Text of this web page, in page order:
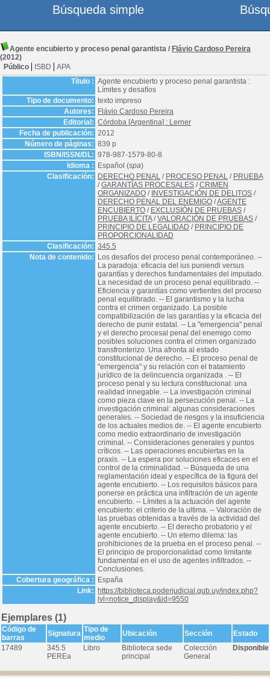
Agente encubierto y proceso penal garantista / Flávio Cardoso Pereira
(2012)
Público
ISBD
APA
Título : Agente encubierto y proceso penal garantista :
Límites y desafíos
Tipo de documento: texto impreso
Autores:
Flávio Cardoso Pereira
Editorial: Córdoba [Argentina] : Lerner
Fecha de publicación: 2012
Número de páginas: 839 p
ISBN/ISSN/DL: 978-987-1579-80-8
Idioma :
Español (spa)
Clasificación:
DERECHO PENAL / PROCESO PENAL / PRUEBA
/GARANTÍAS PROCESALES /CRIMEN
ORGANIZADO / INVESTIGACIÓN DE DELITOS /
DERECHO PENAL DEL ENEMIGO /AGENTE
ENCUBIERTO / EXCLUSIÓN DE PRUEBAS /
PRUEBA ILÍCITA/VALORACIÓN DE PRUEBAS /
PRINCIPIO DE LEGALIDAD / PRINCIPIO DE
PROPORCIONALIDAD
Clasificación: 345.5
Nota de contenido:
Los desafíos del proceso penal contemporáneo. --
La paradoja: eficacia del ius puniendi versus
garantías y derechos fundamentales del imputado.
La necesidad de un proceso penal equilibrado. --
Eficiencia y garantías como vertientes del proceso
penal equilibrado. -- El garantismo y la lucha
contra el crimen organizado. La posible
compatibilización de las garantías y la eficacia del
derecho de punir estatal. -- La "emergencia" penal
y el derecho procesal penal del enemigo como
posibles soluciones contra el crimen organizado
transfronterizo. Una afronta al estado
constitucional de derecho. -- El proceso penal de
"emergencia" y su relación con el tratamiento
jurídico de la delincuencia organizada . -- El
proceso penal y su lectura constitucional: una
realidad innegable. -- La investigación criminal
como pieza clave en la persecución penal. -- La
investigación criminal: algunas consideraciones
generales. -- Sociedad de riesgos y la insuficiencia
de los actuales medios de. -- El agente encubierto
como medio extraordinario de investigación
criminal. -- Consideraciones generales y puntos
críticos. -- Las operaciones encubiertas en la
praxis. -- La espera por soluciones eficaces en el
control de la criminalidad. -- Búsqueda de una
reglamentación ideal y específica de la figura del
agente encubierto. -- Los requisitos básicos para
ponerse en práctica una infiltración de un agente
encubierto. -- Límites a la actuación del agente
encubierto: el criterio de la ultima. -- Valoración de
las pruebas obtenidas a través de la actividad del
agente encubierto. -- El derecho probatorio y el
agente encubierto. -- Un eterno dilema: las
prohibiciones de la prueba en el proceso penal. --
El principio de proporcionalidad como limitante
fundamental en el uso de agentes infiltrados. --
Conclusiones.
Cobertura geográfica :
España
Link:
https://biblioteca.poderjudicial.gub.uy/index.php?
lvl=notice_display&id=9550
Ejemplares (1)
Código de
barras
Signatura Tipo de
medio
Ubicación Sección
Estado
17489
345.5
PEREa
Libro
Biblioteca sede
principal
Colección
General
Disponible
Búsqueda simple